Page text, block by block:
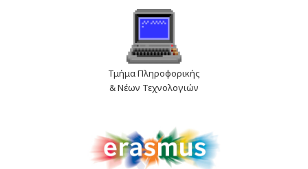
Τμήμα Πληροφορικής
& Νέων Τεχνολογιών